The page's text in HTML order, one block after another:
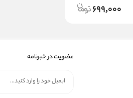
699,000
عضویت در خبرنامه